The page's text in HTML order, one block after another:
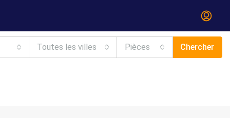
Toutes les villes Pièces Chercher